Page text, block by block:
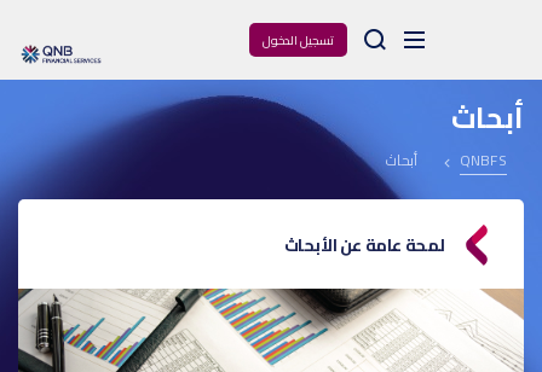
تسجيل الدخول Arama
أبحاث
QNBFS أبحاث
لمحة عامة عن الأبحاث